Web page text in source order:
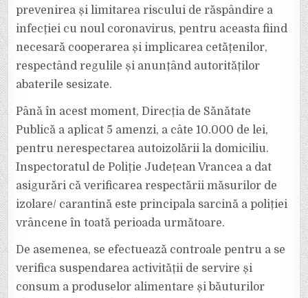
DAT
AMENZI
A
CÂTE
100
MILIOANE
NU
AU
RESPECTAT
AUTOIZOLAREA
DOMICILIU.
ÎN
CAUZĂ
POT
AJUNGE
prevenirea și limitarea riscului de răspândire a
infecției cu noul coronavirus, pentru aceasta fiind
necesară cooperarea și implicarea cetățenilor,
respectând regulile și anunțând autorităților
abaterile sesizate.
Până în acest moment, Direcția de Sănătate
Publică a aplicat 5 amenzi, a câte 10.000 de lei,
pentru nerespectarea autoizolării la domiciliu.
Inspectoratul de Poliție Județean Vrancea a dat
asigurări că verificarea respectării măsurilor de
izolare/ carantină este principala sarcină a poliției
vrâncene în toată perioada următoare.
De asemenea, se efectuează controale pentru a se
verifica suspendarea activității de servire și
consum a produselor alimentare și băuturilor